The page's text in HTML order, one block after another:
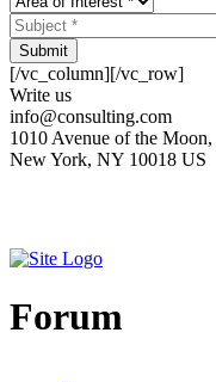
Submit
[/vc_column][/vc_row]
Write us
info@consulting.com
1010 Avenue of the Moon,
New York, NY 10018 US
Forum